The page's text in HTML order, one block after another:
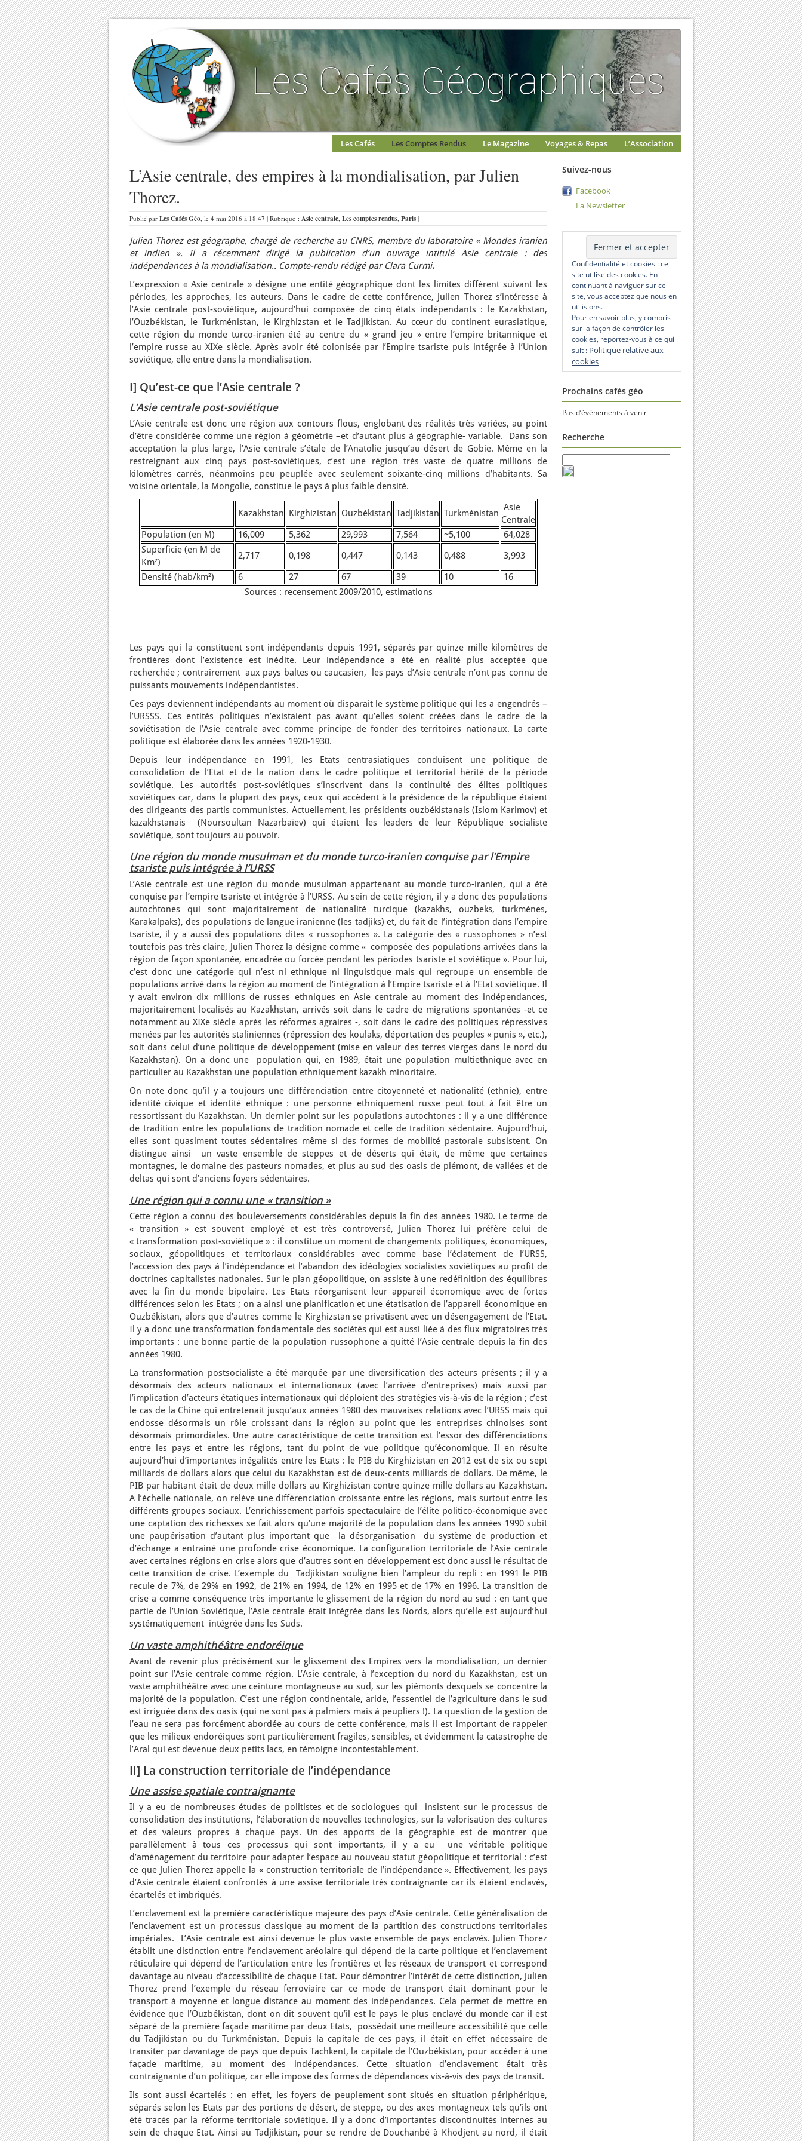
Les Cafés Les Comptes Rendus Le Magazine Voyages & Repas L’Association
L’Asie centrale, des empires à la mondialisation, par Julien
Thorez.
Publié par Les Cafés Géo, le 4 mai 2016 à 18:47 | Rubrique : Asie centrale, Les comptes rendus, Paris |
Julien Thorez est géographe, chargé de recherche au CNRS, membre du laboratoire « Mondes iranien
et indien ». Il a récemment dirigé la publication d’un ouvrage intitulé Asie centrale : des
indépendances à la mondialisation.. Compte-rendu rédigé par Clara Curmi.
L’expression « Asie centrale » désigne une entité géographique dont les limites diffèrent suivant les
périodes, les approches, les auteurs. Dans le cadre de cette conférence, Julien Thorez s’intéresse à
l’Asie centrale post-soviétique, aujourd’hui composée de cinq états indépendants : le Kazakhstan,
l’Ouzbékistan, le Turkménistan, le Kirghizstan et le Tadjikistan. Au cœur du continent eurasiatique,
cette région du monde turco-iranien été au centre du « grand jeu » entre l’empire britannique et
l’empire russe au XIXe siècle. Après avoir été colonisée par l’Empire tsariste puis intégrée à l’Union
soviétique, elle entre dans la mondialisation.
I] Qu’est-ce que l’Asie centrale ?
L’Asie centrale post-soviétique
L’Asie centrale est donc une région aux contours flous, englobant des réalités très variées, au point
d’être considérée comme une région à géométrie –et d’autant plus à géographie- variable. Dans son
acceptation la plus large, l’Asie centrale s’étale de l’Anatolie jusqu’au désert de Gobie. Même en la
restreignant aux cinq pays post-soviétiques, c’est une région très vaste de quatre millions de
kilomètres carrés, néanmoins peu peuplée avec seulement soixante-cinq millions d’habitants. Sa
voisine orientale, la Mongolie, constitue le pays à plus faible densité.
Kazakhstan Kirghizistan Ouzbékistan Tadjikistan Turkménistan
Asie
Centrale
Population (en M)
16,009 5,362 29,993 7,564 ~5,100
64,028
Superficie (en M de
Km²)
2,717 0,198 0,447 0,143 0,488
3,993
Densité (hab/km²)
6 27 67 39 10
16
Sources : recensement 2009/2010, estimations
Les pays qui la constituent sont indépendants depuis 1991, séparés par quinze mille kilomètres de
frontières dont l’existence est inédite. Leur indépendance a été en réalité plus acceptée que
recherchée ; contrairement aux pays baltes ou caucasien, les pays d’Asie centrale n’ont pas connu de
puissants mouvements indépendantistes.
Ces pays deviennent indépendants au moment où disparait le système politique qui les a engendrés –
l’URSSS. Ces entités politiques n’existaient pas avant qu’elles soient créées dans le cadre de la
soviétisation de l’Asie centrale avec comme principe de fonder des territoires nationaux. La carte
politique est élaborée dans les années 1920-1930.
Depuis leur indépendance en 1991, les Etats centrasiatiques conduisent une politique de
consolidation de l’Etat et de la nation dans le cadre politique et territorial hérité de la période
soviétique. Les autorités post-soviétiques s’inscrivent dans la continuité des élites politiques
soviétiques car, dans la plupart des pays, ceux qui accèdent à la présidence de la république étaient
des dirigeants des partis communistes. Actuellement, les présidents ouzbékistanais (Islom Karimov) et
kazakhstanais (Noursoultan Nazarbaïev) qui étaient les leaders de leur République socialiste
soviétique, sont toujours au pouvoir.
Une région du monde musulman et du monde turco-iranien conquise par l’Empire
tsariste puis intégrée à l’URSS
L’Asie centrale est une région du monde musulman appartenant au monde turco-iranien, qui a été
conquise par l’empire tsariste et intégrée à l’URSS. Au sein de cette région, il y a donc des populations
autochtones qui sont majoritairement de nationalité turcique (kazakhs, ouzbeks, turkmènes,
Karakalpaks), des populations de langue iranienne (les tadjiks) et, du fait de l’intégration dans l’empire
tsariste, il y a aussi des populations dites « russophones ». La catégorie des « russophones » n’est
toutefois pas très claire, Julien Thorez la désigne comme « composée des populations arrivées dans la
région de façon spontanée, encadrée ou forcée pendant les périodes tsariste et soviétique ». Pour lui,
c’est donc une catégorie qui n’est ni ethnique ni linguistique mais qui regroupe un ensemble de
populations arrivé dans la région au moment de l’intégration à l’Empire tsariste et à l’Etat soviétique. Il
y avait environ dix millions de russes ethniques en Asie centrale au moment des indépendances,
majoritairement localisés au Kazakhstan, arrivés soit dans le cadre de migrations spontanées -et ce
notamment au XIXe siècle après les réformes agraires -, soit dans le cadre des politiques répressives
menées par les autorités staliniennes (répression des koulaks, déportation des peuples « punis », etc.),
soit dans celui d’une politique de développement (mise en valeur des terres vierges dans le nord du
Kazakhstan). On a donc une population qui, en 1989, était une population multiethnique avec en
particulier au Kazakhstan une population ethniquement kazakh minoritaire.
On note donc qu’il y a toujours une différenciation entre citoyenneté et nationalité (ethnie), entre
identité civique et identité ethnique : une personne ethniquement russe peut tout à fait être un
ressortissant du Kazakhstan. Un dernier point sur les populations autochtones : il y a une différence
de tradition entre les populations de tradition nomade et celle de tradition sédentaire. Aujourd’hui,
elles sont quasiment toutes sédentaires même si des formes de mobilité pastorale subsistent. On
distingue ainsi un vaste ensemble de steppes et de déserts qui était, de même que certaines
montagnes, le domaine des pasteurs nomades, et plus au sud des oasis de piémont, de vallées et de
deltas qui sont d’anciens foyers sédentaires.
Une région qui a connu une « transition »
Cette région a connu des bouleversements considérables depuis la fin des années 1980. Le terme de
« transition » est souvent employé et est très controversé, Julien Thorez lui préfère celui de
« transformation post-soviétique » : il constitue un moment de changements politiques, économiques,
sociaux, géopolitiques et territoriaux considérables avec comme base l’éclatement de l’URSS,
l’accession des pays à l’indépendance et l’abandon des idéologies socialistes soviétiques au profit de
doctrines capitalistes nationales. Sur le plan géopolitique, on assiste à une redéfinition des équilibres
avec la fin du monde bipolaire. Les Etats réorganisent leur appareil économique avec de fortes
différences selon les Etats ; on a ainsi une planification et une étatisation de l’appareil économique en
Ouzbékistan, alors que d’autres comme le Kirghizstan se privatisent avec un désengagement de l’Etat.
Il y a donc une transformation fondamentale des sociétés qui est aussi liée à des flux migratoires très
importants : une bonne partie de la population russophone a quitté l’Asie centrale depuis la fin des
années 1980.
La transformation postsocialiste a été marquée par une diversification des acteurs présents ; il y a
désormais des acteurs nationaux et internationaux (avec l’arrivée d’entreprises) mais aussi par
l’implication d’acteurs étatiques internationaux qui déploient des stratégies vis-à-vis de la région ; c’est
le cas de la Chine qui entretenait jusqu’aux années 1980 des mauvaises relations avec l’URSS mais qui
endosse désormais un rôle croissant dans la région au point que les entreprises chinoises sont
désormais primordiales. Une autre caractéristique de cette transition est l’essor des différenciations
entre les pays et entre les régions, tant du point de vue politique qu’économique. Il en résulte
aujourd’hui d’importantes inégalités entre les Etats : le PIB du Kirghizistan en 2012 est de six ou sept
milliards de dollars alors que celui du Kazakhstan est de deux-cents milliards de dollars. De même, le
PIB par habitant était de deux mille dollars au Kirghizistan contre quinze mille dollars au Kazakhstan.
A l’échelle nationale, on relève une différenciation croissante entre les régions, mais surtout entre les
différents groupes sociaux. L’enrichissement parfois spectaculaire de l’élite politico-économique avec
une captation des richesses se fait alors qu’une majorité de la population dans les années 1990 subit
une paupérisation d’autant plus important que la désorganisation du système de production et
d’échange a entrainé une profonde crise économique. La configuration territoriale de l’Asie centrale
avec certaines régions en crise alors que d’autres sont en développement est donc aussi le résultat de
cette transition de crise. L’exemple du Tadjikistan souligne bien l’ampleur du repli : en 1991 le PIB
recule de 7%, de 29% en 1992, de 21% en 1994, de 12% en 1995 et de 17% en 1996. La transition de
crise a comme conséquence très importante le glissement de la région du nord au sud : en tant que
partie de l’Union Soviétique, l’Asie centrale était intégrée dans les Nords, alors qu’elle est aujourd’hui
systématiquement intégrée dans les Suds.
Un vaste amphithéâtre endoréique
Avant de revenir plus précisément sur le glissement des Empires vers la mondialisation, un dernier
point sur l’Asie centrale comme région. L’Asie centrale, à l’exception du nord du Kazakhstan, est un
vaste amphithéâtre avec une ceinture montagneuse au sud, sur les piémonts desquels se concentre la
majorité de la population. C’est une région continentale, aride, l’essentiel de l’agriculture dans le sud
est irriguée dans des oasis (qui ne sont pas à palmiers mais à peupliers !). La question de la gestion de
l’eau ne sera pas forcément abordée au cours de cette conférence, mais il est important de rappeler
que les milieux endoréiques sont particulièrement fragiles, sensibles, et évidemment la catastrophe de
l’Aral qui est devenue deux petits lacs, en témoigne incontestablement.
II] La construction territoriale de l’indépendance
Une assise spatiale contraignante
Il y a eu de nombreuses études de politistes et de sociologues qui insistent sur le processus de
consolidation des institutions, l’élaboration de nouvelles technologies, sur la valorisation des cultures
et des valeurs propres à chaque pays. Un des apports de la géographie est de montrer que
parallèlement à tous ces processus qui sont importants, il y a eu une véritable politique
d’aménagement du territoire pour adapter l’espace au nouveau statut géopolitique et territorial : c’est
ce que Julien Thorez appelle la « construction territoriale de l’indépendance ». Effectivement, les pays
d’Asie centrale étaient confrontés à une assise territoriale très contraignante car ils étaient enclavés,
écartelés et imbriqués.
L’enclavement est la première caractéristique majeure des pays d’Asie centrale. Cette généralisation de
l’enclavement est un processus classique au moment de la partition des constructions territoriales
impériales. L’Asie centrale est ainsi devenue le plus vaste ensemble de pays enclavés. Julien Thorez
établit une distinction entre l’enclavement aréolaire qui dépend de la carte politique et l’enclavement
réticulaire qui dépend de l’articulation entre les frontières et les réseaux de transport et correspond
davantage au niveau d’accessibilité de chaque Etat. Pour démontrer l’intérêt de cette distinction, Julien
Thorez prend l’exemple du réseau ferroviaire car ce mode de transport était dominant pour le
transport à moyenne et longue distance au moment des indépendances. Cela permet de mettre en
évidence que l’Ouzbékistan, dont on dit souvent qu’il est le pays le plus enclavé du monde car il est
séparé de la première façade maritime par deux Etats, possédait une meilleure accessibilité que celle
du Tadjikistan ou du Turkménistan. Depuis la capitale de ces pays, il était en effet nécessaire de
transiter par davantage de pays que depuis Tachkent, la capitale de l’Ouzbékistan, pour accéder à une
façade maritime, au moment des indépendances. Cette situation d’enclavement était très
contraignante d’un politique, car elle impose des formes de dépendances vis-à-vis des pays de transit.
Ils sont aussi écartelés : en effet, les foyers de peuplement sont situés en situation périphérique,
séparés selon les Etats par des portions de désert, de steppe, ou des axes montagneux tels qu’ils ont
été tracés par la réforme territoriale soviétique. Il y a donc d’importantes discontinuités internes au
sein de chaque Etat. Ainsi au Tadjikistan, pour se rendre de Douchanbé à Khodjent au nord, il était
Suivez-nous
Facebook
La Newsletter
Confidentialité et cookies : ce
site utilise des cookies. En
continuant à naviguer sur ce
site, vous acceptez que nous en
utilisions.
Pour en savoir plus, y compris
sur la façon de contrôler les
cookies, reportez-vous à ce qui
suit : Politique relative aux
cookies
Prochains cafés géo
Pas d’événements à venir
Recherche